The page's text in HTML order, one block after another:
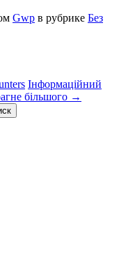
Gwp в рубрике Без
Інформаційний
більшого →